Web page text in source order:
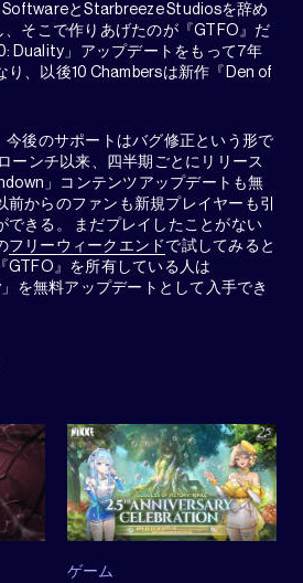
とStarbreeze Studiosを辞め
、そこで作りあげたのが『GTFO』だ
Duality」アップデートをもって7年
り、以後10 Chambersは新作『Den of
今後のサポートはバグ修正という形で
ーンチ以来、四半期ごとにリリース
」コンテンツアップデートも無
からのファンも新規プレイヤーも引
できる。 まだプレイしたことがない
フリーウィークエンド で試してみると
GTFO』を所有している人は
を無料アップデートとして入手でき
ゲーム